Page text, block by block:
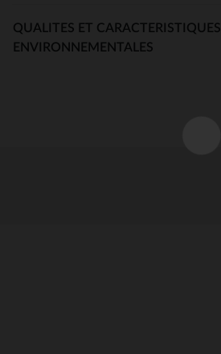
QUALITES ET CARACTERISTIQUES
ENVIRONNEMENTALES